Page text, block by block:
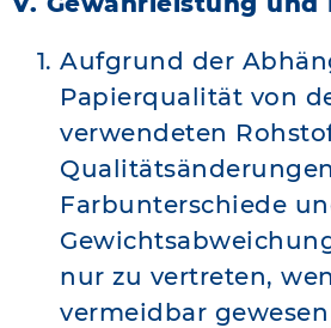
Aufgrund der
Papierqualität von
verwendeten
Farbunterschiede
nur zu vertreten,
vermeidbar